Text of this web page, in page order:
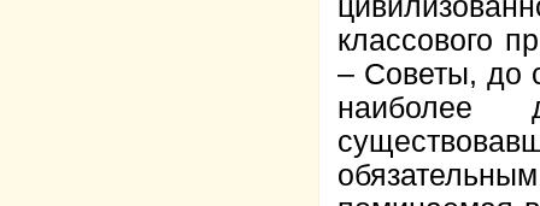
классового
– Советы, до
наиболее